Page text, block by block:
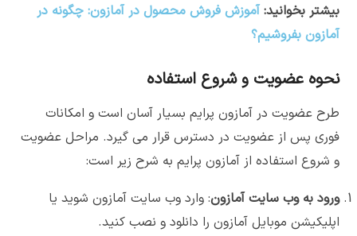
بیشتر بخوانید:آموزش فروش محصول در آمازون: چگونه در
آمازون بفروشیم؟
نحوه عضویت و شروع استفاده
طرح عضویت در آمازون پرایم بسیار آسان است و امکانات
فوری پس از عضویت در دسترس قرار می گیرد. مراحل عضویت
و شروع استفاده از آمازون پرایم به شرح زیر است:
ورود به وب سایت آمازون: وارد وب سایت آمازون شوید یا
اپلیکیشن موبایل آمازون را دانلود و نصب کنید.